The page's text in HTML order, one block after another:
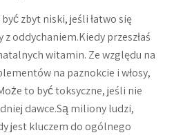
zbyt niski, jeśli łatwo się
oddychaniem.Kiedy przeszłaś
witamin. Ze względu na
na paznokcie i włosy,
to być toksyczne, jeśli nie
dawce.Są miliony ludzi,
jest kluczem do ogólnego